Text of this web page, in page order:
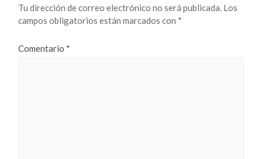
Tu dirección de correo electrónico no será publicada. Los
campos obligatorios están marcados con *
Comentario *